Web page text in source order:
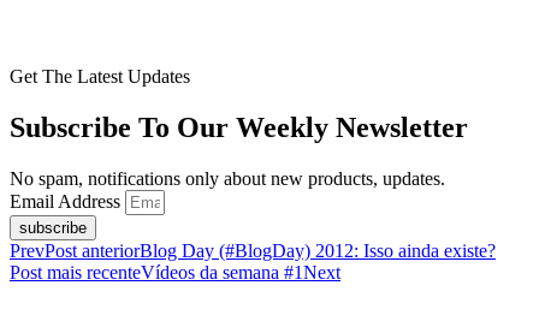
Get The Latest Updates
Subscribe To Our Weekly Newsletter
No spam, notifications only about new products, updates.
Email Address
subscribe
PrevPost anteriorBlog Day (#BlogDay) 2012: Isso ainda existe?
Post mais recenteVídeos da semana #1Next